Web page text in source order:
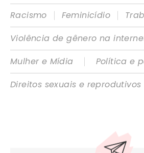
Racismo
| Feminicídio |
Violência de gênero na
Mulher e Mídia
|
Política e
Direitos sexuais e reprodutivos